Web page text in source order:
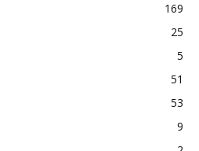
169
25
5
51
53
9